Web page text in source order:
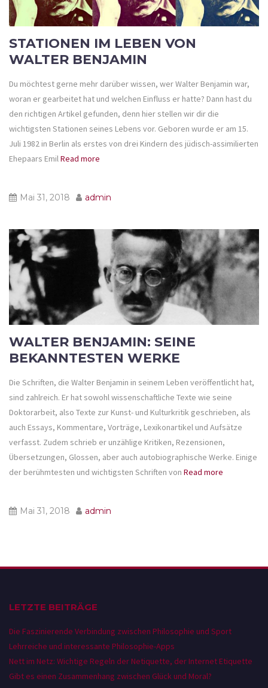
STATIONEN IM LEBEN VON
WALTER BENJAMIN
Du möchtest gerne mehr darüber wissen, wer Walter Benjamin war,
woran er gearbeitet hat und welchen Einfluss er hatte? Dann hast du
den richtigen Artikel gefunden, denn hier stellen wir dir die
wichtigsten Stationen seines Lebens vor. Geboren wurde er am 15.
Juli 1982 in Berlin als erstes von drei Kindern des jüdisch-assimilierten
Ehepaars EmilRead more
Mai 31, 2018 admin
WALTER BENJAMIN: SEINE
BEKANNTESTEN WERKE
Die Schriften, die Walter Benjamin in seinem Leben veröffentlicht hat,
sind zahlreich. Er hat sowohl wissenschaftliche Texte wie seine
Doktorarbeit, also Texte zur Kunst- und Kulturkritik geschrieben, als
auch Essays, Kommentare, Vorträge, Lexikonartikel und Aufsätze
verfasst. Zudem schrieb er unzählige Kritiken, Rezensionen,
Übersetzungen, Glossen, aber auch autobiographische Werke. Einige
der berühmtesten und wichtigsten Schriften von Read more
Mai 31, 2018 admin
LETZTE BEITRÄGE
Die Faszinierende Verbindung zwischen Philosophie und Sport
Lehrreiche und interessante Philosophie-Apps
Nett im Netz: Wichtige Regeln der Netiquette, der Internet Etiquette
Gibt es einen Zusammenhang zwischen Glück und Moral?